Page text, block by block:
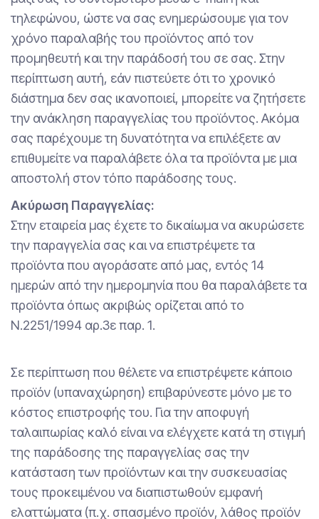
τηλεφώνου, ώστε να σας ενημερώσουμε για τον
χρόνο παραλαβής του προϊόντος από τον
προμηθευτή και την παράδοσή του σε σας. Στην
περίπτωση αυτή, εάν πιστεύετε ότι το χρονικό
διάστημα δεν σας ικανοποιεί, μπορείτε να ζητήσετε
την ανάκληση παραγγελίας του προϊόντος. Ακόμα
σας παρέχουμε τη δυνατότητα να επιλέξετε αν
επιθυμείτε να παραλάβετε όλα τα προϊόντα με μια
αποστολή στον τόπο παράδοσης τους.
Ακύρωση Παραγγελίας:
Στην εταιρεία μας έχετε το δικαίωμα να ακυρώσετε
την παραγγελία σας και να επιστρέψετε τα
προϊόντα που αγοράσατε από μας, εντός 14
ημερών από την ημερομηνία που θα παραλάβετε τα
προϊόντα όπως ακριβώς ορίζεται από το
Ν.2251/1994 αρ.3ε παρ. 1.
Σε περίπτωση που θέλετε να επιστρέψετε κάποιο
προϊόν (υπαναχώρηση) επιβαρύνεστε μόνο με το
κόστος επιστροφής του. Για την αποφυγή
ταλαιπωρίας καλό είναι να ελέγχετε κατά τη στιγμή
της παράδοσης της παραγγελίας σας την
κατάσταση των προϊόντων και την συσκευασίας
τους προκειμένου να διαπιστωθούν εμφανή
ελαττώματα (π.χ. σπασμένο προϊόν, λάθος προϊόν